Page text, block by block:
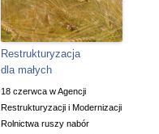
Restrukturyzacja
dla małych
18 czerwca w Agencji
Restrukturyzacji i Modernizacji
Rolnictwa ruszy nabór